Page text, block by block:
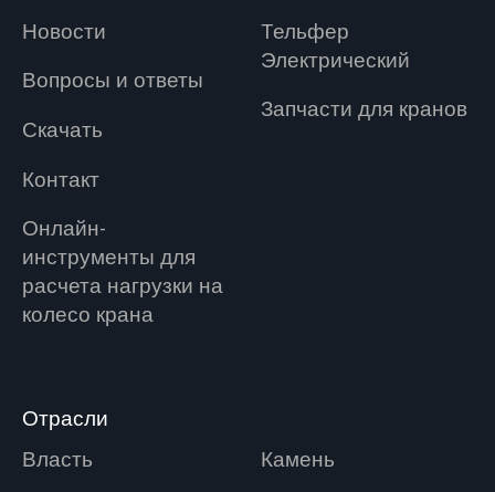
Новости
Вопросы и ответы
Скачать
Контакт
Онлайн-
инструменты для
расчета нагрузки на
колесо крана
Tельфер
Электрический
Запчасти для кранов
Отрасли
Власть
Камень